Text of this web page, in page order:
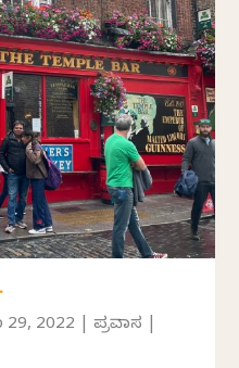
29, 2022 |ಪ್ರವಾಸ